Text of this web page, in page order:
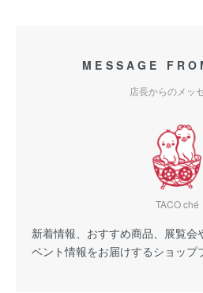
MESSAGE
店長からのメッ
TACO ché
新着情報、おすすめ商品、展覧会
ベント情報をお届けするショップ